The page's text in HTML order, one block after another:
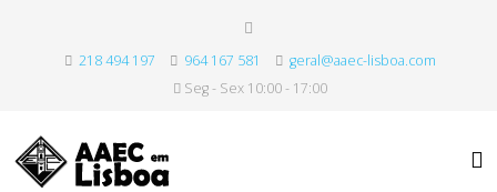
218 494 197 964 167 581
geral@aaec-lisboa.com
Seg - Sex 10:00 - 17:00